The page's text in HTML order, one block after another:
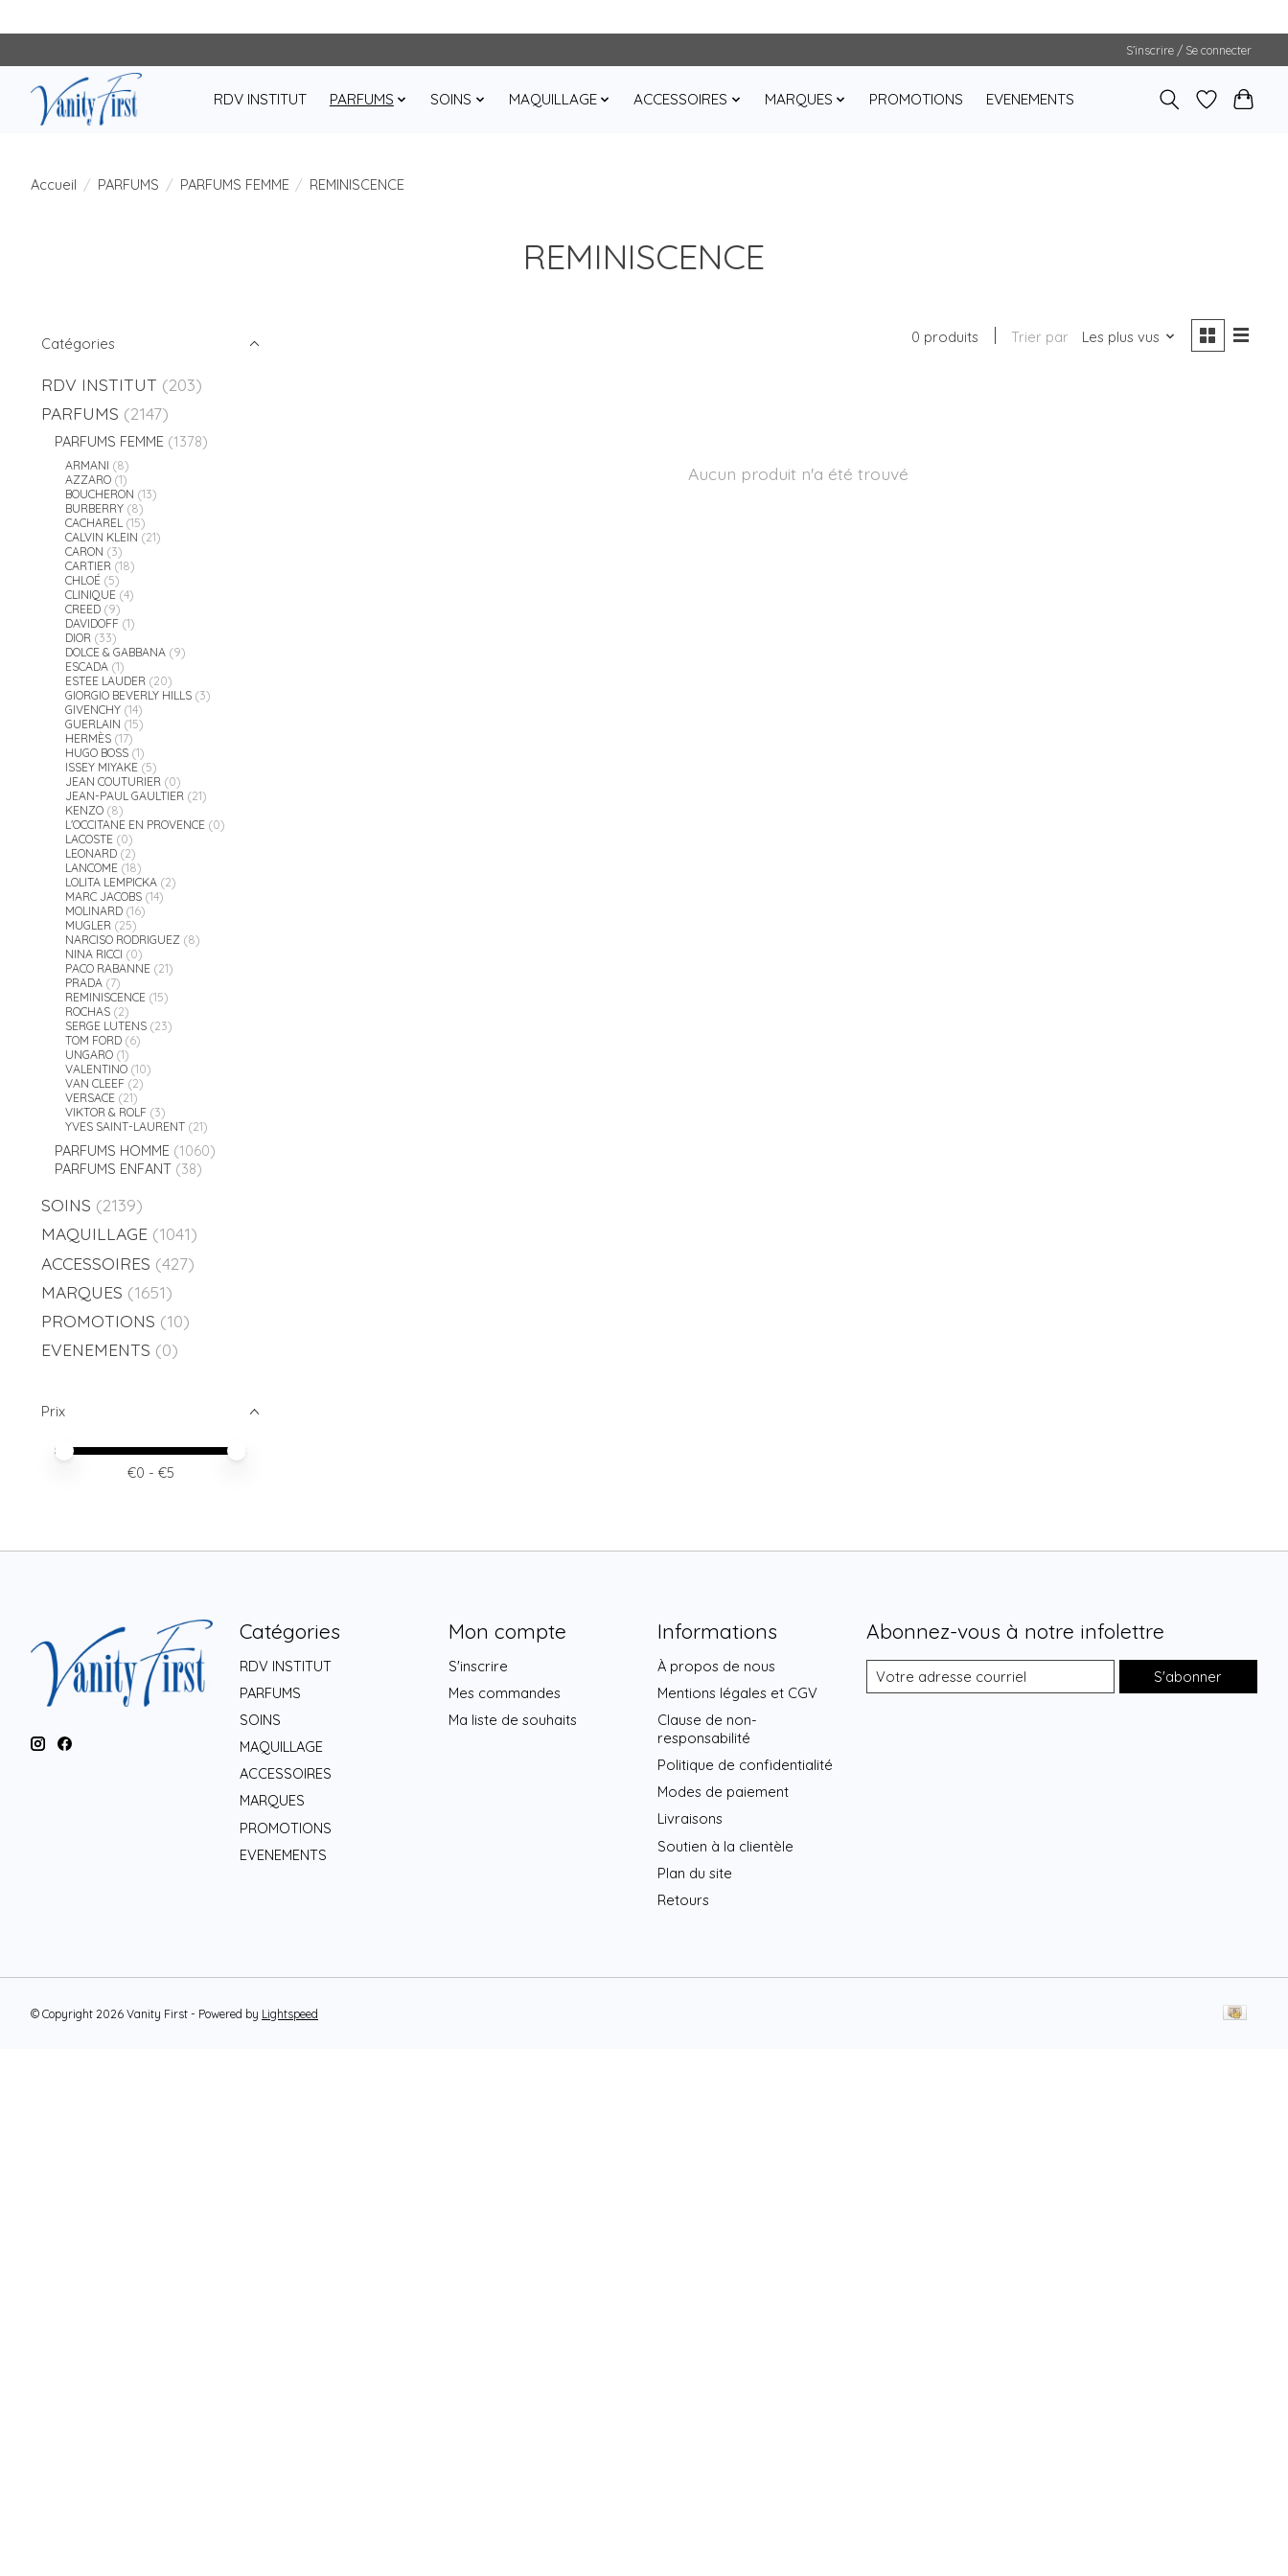
S’inscrire / Se connecter
RDV INSTITUT PARFUMS SOINS MAQUILLAGE ACCESSOIRES MARQUES PROMOTIONS EVENEMENTS
Accueil / PARFUMS / PARFUMS FEMME / REMINISCENCE
REMINISCENCE
Catégories
RDV INSTITUT (203)
PARFUMS (2147)
PARFUMS FEMME (1378)
ARMANI (8)
AZZARO (1)
BOUCHERON (13)
BURBERRY (8)
CACHAREL (15)
CALVIN KLEIN (21)
CARON (3)
CARTIER (18)
CHLOÉ (5)
CLINIQUE (4)
CREED (9)
DAVIDOFF (1)
DIOR (33)
DOLCE & GABBANA (9)
ESCADA (1)
ESTEE LAUDER (20)
GIORGIO BEVERLY HILLS (3)
GIVENCHY (14)
GUERLAIN (15)
HERMÈS (17)
HUGO BOSS (1)
ISSEY MIYAKE (5)
JEAN COUTURIER (0)
JEAN-PAUL GAULTIER (21)
KENZO (8)
L'OCCITANE EN PROVENCE (0)
LACOSTE (0)
LEONARD (2)
LANCOME (18)
LOLITA LEMPICKA (2)
MARC JACOBS (14)
MOLINARD (16)
MUGLER (25)
NARCISO RODRIGUEZ (8)
NINA RICCI (0)
PACO RABANNE (21)
PRADA (7)
REMINISCENCE (15)
ROCHAS (2)
SERGE LUTENS (23)
TOM FORD (6)
UNGARO (1)
VALENTINO (10)
VAN CLEEF (2)
VERSACE (21)
VIKTOR & ROLF (3)
YVES SAINT-LAURENT (21)
PARFUMS HOMME (1060)
PARFUMS ENFANT (38)
SOINS (2139)
MAQUILLAGE (1041)
ACCESSOIRES (427)
MARQUES (1651)
PROMOTIONS (10)
EVENEMENTS (0)
Prix
Prix minimum
Price maximum value
€0 - €5
0 produits Trier par Les plus vus
Aucun produit n'a été trouvé
Catégories
RDV INSTITUT
PARFUMS
SOINS
MAQUILLAGE
ACCESSOIRES
MARQUES
PROMOTIONS
EVENEMENTS
Mon compte
S'inscrire
Mes commandes
Ma liste de souhaits
Informations
À propos de nous
Mentions légales et CGV
Clause de non-
responsabilité
Politique de confidentialité
Modes de paiement
Livraisons
Soutien à la clientèle
Plan du site
Retours
Abonnez-vous à notre infolettre
S'abonner
© Copyright 2026 Vanity First - Powered by Lightspeed